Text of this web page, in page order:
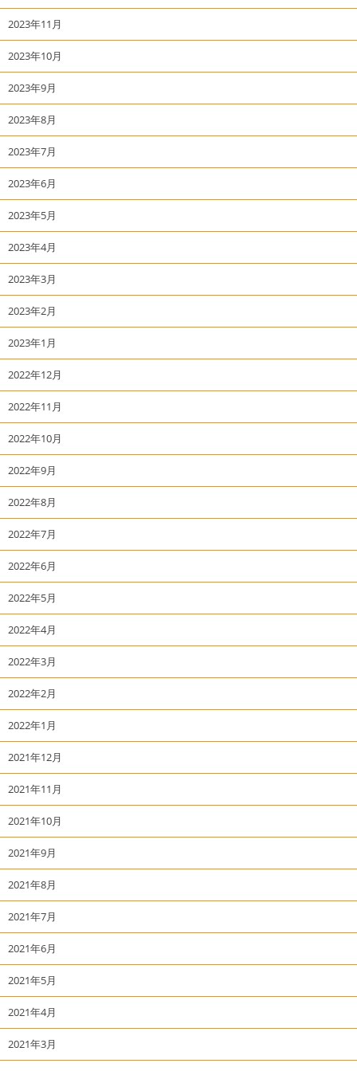
2023年11月
2023年10月
2023年9月
2023年8月
2023年7月
2023年6月
2023年5月
2023年4月
2023年3月
2023年2月
2023年1月
2022年12月
2022年11月
2022年10月
2022年9月
2022年8月
2022年7月
2022年6月
2022年5月
2022年4月
2022年3月
2022年2月
2022年1月
2021年12月
2021年11月
2021年10月
2021年9月
2021年8月
2021年7月
2021年6月
2021年5月
2021年4月
2021年3月